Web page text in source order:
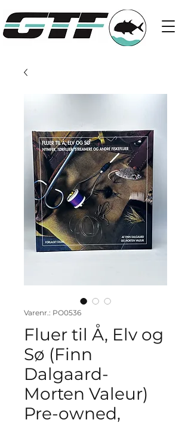
Varenr.: PO0536
Fluer til Å, Elv og
Sø (Finn
Dalgaard-
Morten Valeur)
Pre-owned,